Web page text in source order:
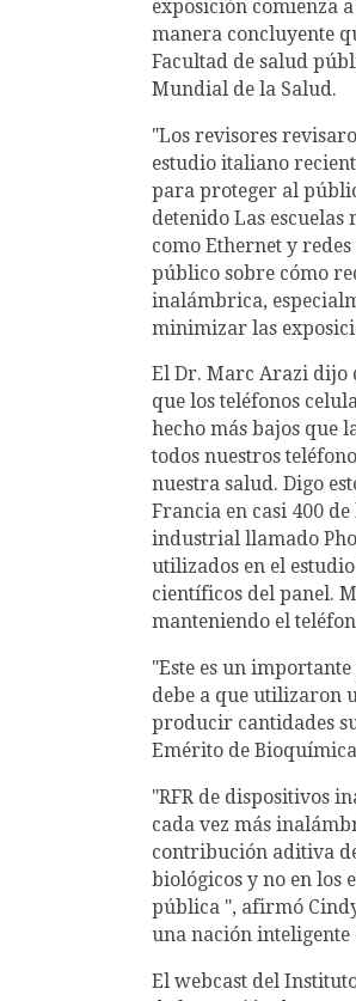
exposición comienza
manera concluyente
Facultad de salud
Mundial de la Salud.
"Los revisores
estudio italiano
para proteger al
detenido Las
como Ethernet y
público sobre cómo
inalámbrica,
minimizar las
El Dr. Marc Arazi dijo
que los teléfonos
hecho más bajos que
todos nuestros
nuestra salud. Digo
Francia en casi 400
industrial llamado
utilizados en el
científicos del panel.
manteniendo el
"Este es un
debe a que utilizaron
producir cantidades
Emérito de
"RFR de dispositivos
cada vez más
contribución aditiva
biológicos y no en los
pública ", afirmó
una nación inteligente
El webcast del